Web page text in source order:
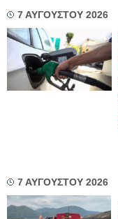
7 ΑΥΓΟΥΣΤΟΥ 2026
7 ΑΥΓΟΥΣΤΟΥ 2026